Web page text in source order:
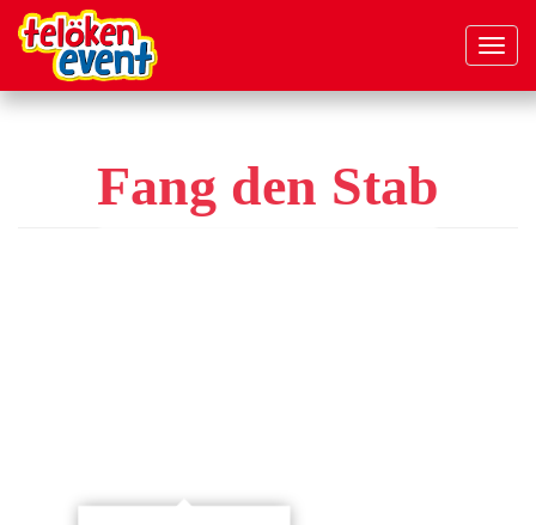
Direkt
Fang den Stab